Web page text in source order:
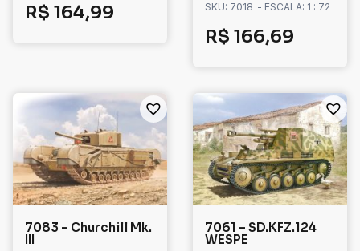
R$ 164,99 SKU: 7018 - ESCALA: 1 : 72
R$ 166,69
7083 – Churchill Mk. 7061 – SD.KFZ.124
WESPE